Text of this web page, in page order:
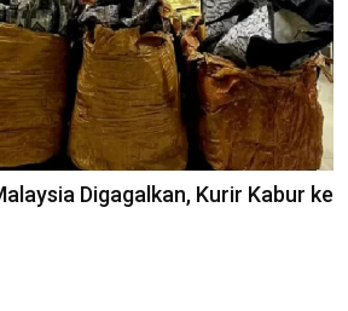
Digagalkan, Kurir Kabur ke